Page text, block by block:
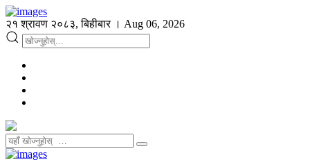
२१ श्रावण २०८३, बिहीबार । Aug 06, 2026